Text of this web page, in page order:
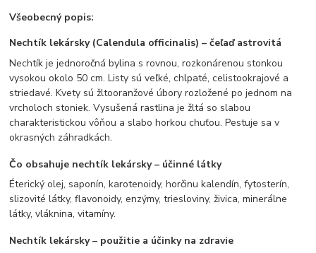
Všeobecný popis:
Nechtík lekársky (Calendula officinalis) – čeľaď astrovitá
Nechtík je jednoročná bylina s rovnou, rozkonárenou stonkou
vysokou okolo 50 cm. Listy sú veľké, chlpaté, celistookrajové a
striedavé. Kvety sú žltooranžové úbory rozložené po jednom na
vrcholoch stoniek. Vysušená rastlina je žltá so slabou
charakteristickou vôňou a slabo horkou chuťou. Pestuje sa v
okrasných záhradkách.
Čo obsahuje nechtík lekársky – účinné látky
Éterický olej, saponín, karotenoidy, horčinu kalendín, fytosterín,
slizovité látky, flavonoidy, enzýmy, triesloviny, živica, minerálne
látky, vláknina, vitamíny.
Nechtík lekársky – použitie a účinky na zdravie